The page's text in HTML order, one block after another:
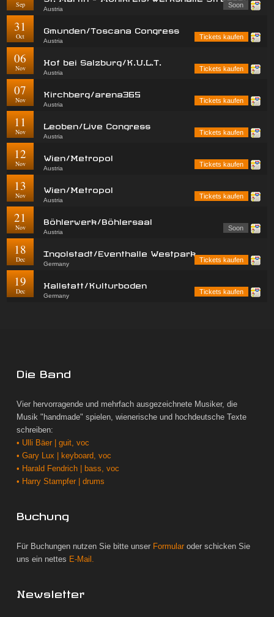
Sep
Austria
Soon
31
Oct
Gmunden/Toscana Congress
Austria
Tickets kaufen
06
Nov
Hof bei Salzburg/K.U.L.T.
Austria
Tickets kaufen
07
Nov
Kirchberg/arena365
Austria
Tickets kaufen
11
Nov
Leoben/Live Congress
Austria
Tickets kaufen
12
Nov
Wien/Metropol
Austria
Tickets kaufen
13
Nov
Wien/Metropol
Austria
Tickets kaufen
21
Nov
Böhlerwerk/Böhlersaal
Austria
Soon
18
Dec
Ingolstadt/Eventhalle Westpark
Germany
Tickets kaufen
19
Dec
Hallstatt/Kulturboden
Germany
Tickets kaufen
Die Band
Vier hervorragende und mehrfach ausgezeichnete Musiker, die
Musik "handmade" spielen, wienerische und hochdeutsche Texte
schreiben:
• Ulli Bäer | guit, voc
• Gary Lux | keyboard, voc
• Harald Fendrich | bass, voc
• Harry Stampfer | drums
Buchung
Für Buchungen nutzen Sie bitte unser Formular oder schicken Sie
uns ein nettes E-Mail.
Newsletter